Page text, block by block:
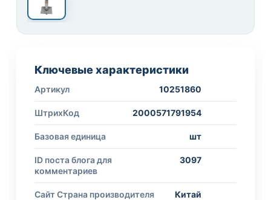
Ключевые характеристики
Артикул 10251860
ШтрихКод 2000571791954
Базовая единица шт
ID поста блога для
комментариев
3097
Сайт Страна производителя Китай